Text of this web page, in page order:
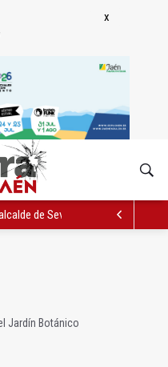
de Sevilla por
Jardín Botánico